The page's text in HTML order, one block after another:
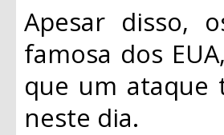
Apesar disso,
famosa dos
que um ataque
neste dia.